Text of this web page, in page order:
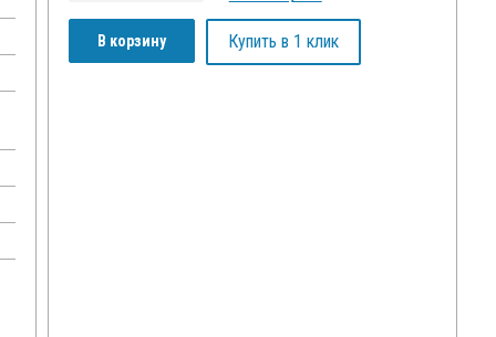
В корзину Купить в 1 клик